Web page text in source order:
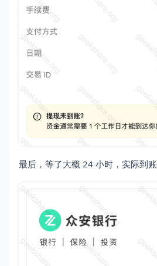
最后，等了大概 24 小时，实际到账